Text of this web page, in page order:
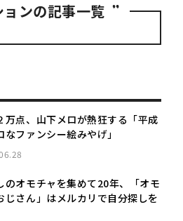
ョンの記事一覧
万点、山下メロが熱狂する「平成
なファンシー絵みやげ」
のオモチャを集めて20年、「オモ
じさん」はメルカリで自分探しを